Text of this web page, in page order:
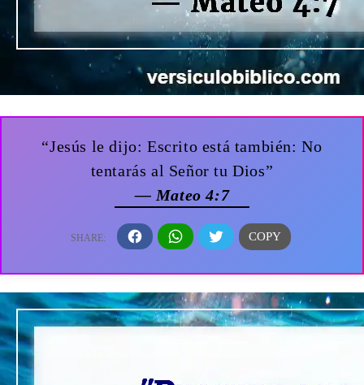
“Jesús le dijo: Escrito está también: No
tentarás al Señor tu Dios”
— Mateo 4:7